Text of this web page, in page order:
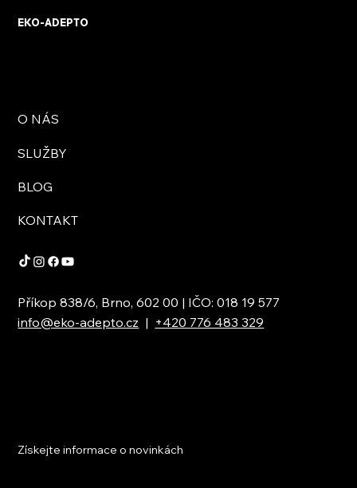
EKO-ADEPTO
O NÁS
SLUŽBY
BLOG
KONTAKT
Příkop 838/6, Brno, 602 00 | IČO: 018 19 577
info@eko-adepto.cz | +420 776 483 329
Získejte informace o novinkách